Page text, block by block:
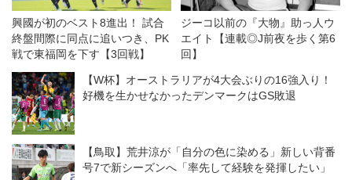
興國が初のベスト8進出！ 試合
終盤間際に同点に追いつき、PK
戦で東福岡を下す【3回戦】
ジーコ以前の『大物』助っ人ウ
エイト【連載◎J前夜を歩く第6
回】
【W杯】オーストラリアが4大会ぶりの16強入り！
好機を生かせなかったデンマークはGS敗退
【鳥取】荒井涼が「自分の色に染める」新しい背番
号7で新シーズンへ「率先して経験を発揮したい」